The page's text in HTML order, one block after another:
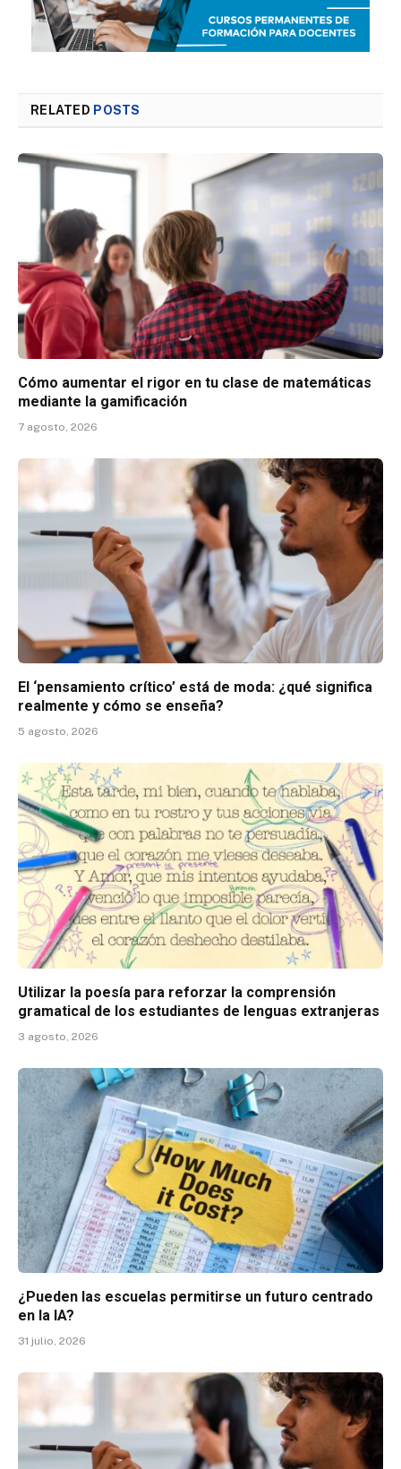
RELATED POSTS
Cómo aumentar el rigor en tu clase de matemáticas
mediante la gamificación
7 agosto, 2026
El ‘pensamiento crítico’ está de moda: ¿qué significa
realmente y cómo se enseña?
5 agosto, 2026
Utilizar la poesía para reforzar la comprensión
gramatical de los estudiantes de lenguas extranjeras
3 agosto, 2026
¿Pueden las escuelas permitirse un futuro centrado
en la IA?
31 julio, 2026